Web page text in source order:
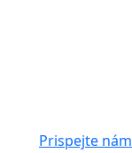
Prispejte nám